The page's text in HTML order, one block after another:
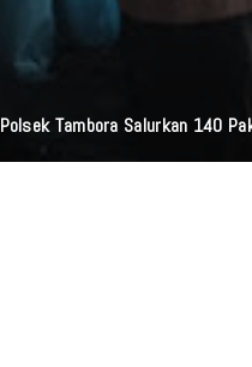
Polsek Tambora Salurkan 140